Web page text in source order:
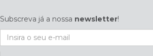
Subscreva já a nossa newsletter!